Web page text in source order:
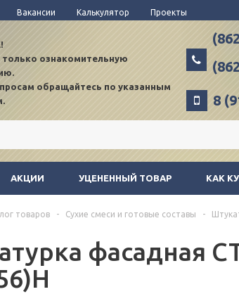
Вакансии Калькулятор Проекты
только ознакомительную
обращайтесь по указанным
8
АКЦИИ УЦЕНЕННЫЙ ТОВАР КАК
товаров - Сухие смеси и готовые составы -
фасадная